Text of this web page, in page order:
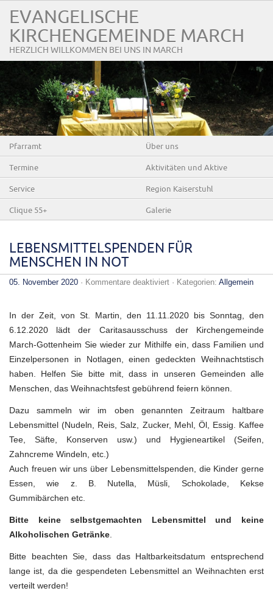
EVANGELISCHE
KIRCHENGEMEINDE MARCH
HERZLICH WILLKOMMEN BEI UNS IN MARCH
Pfarramt Über uns
Termine Aktivitäten und Aktive
Service Region Kaiserstuhl
Clique 55+ Galerie
LEBENSMITTELSPENDEN FÜR
MENSCHEN IN NOT
05. November 2020 · Kommentare deaktiviertfür
IN
NOT
· Kategorien: Allgemein
In der Zeit, von St. Martin, den 11.11.2020 bis Sonntag, den
6.12.2020 lädt der Caritasausschuss der Kirchengemeinde
March-Gottenheim Sie wieder zur Mithilfe ein, dass Familien und
Einzelpersonen in Notlagen, einen gedeckten Weihnachtstisch
haben. Helfen Sie bitte mit, dass in unseren Gemeinden alle
Menschen, das Weihnachtsfest gebührend feiern können.
Dazu sammeln wir im oben genannten Zeitraum haltbare
Lebensmittel (Nudeln, Reis, Salz, Zucker, Mehl, Öl, Essig. Kaffee
Tee, Säfte, Konserven usw.) und Hygieneartikel (Seifen,
Zahncreme Windeln, etc.)
Auch freuen wir uns über Lebensmittelspenden, die Kinder gerne
Essen, wie z. B. Nutella, Müsli, Schokolade, Kekse
Gummibärchen etc.
Bitte keine selbstgemachten Lebensmittel und keine
Alkoholischen Getränke
Bitte beachten Sie, dass das Haltbarkeitsdatum entsprechend
lange ist, da die gespendeten Lebensmittel an Weihnachten erst
verteilt werden!